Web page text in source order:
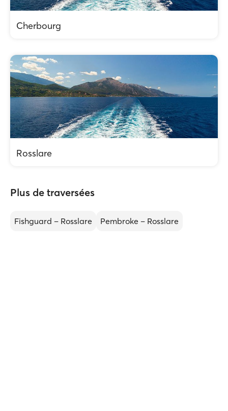
Cherbourg
Rosslare
Plus de traversées
Fishguard – Rosslare Pembroke – Rosslare